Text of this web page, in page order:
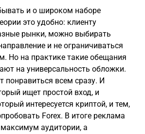
и о широком наборе
это удобно: клиенту
рынки, можно выбирать
и не ограничиваться
Но на практике такие обещания
на универсальность обложки.
понравиться всем сразу. И
ищет простой вход, и
интересуется криптой, и тем,
Forex. В итоге реклама
аудитории, а